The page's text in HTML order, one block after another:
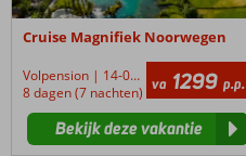
Cruise Magnifiek Noorwegen
Volpension | 14-08-2026
8 dagen (7 nachten) va 1299 p.p.
Bekijk deze vakantie